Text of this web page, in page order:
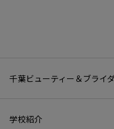
千葉ビューティー＆ブライ
学校紹介